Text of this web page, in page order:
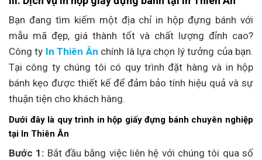
Bạn đang tìm kiếm một địa chỉ in hộp đựng bánh với
mẫu mã đẹp, giá thành tốt và chất lượng đỉnh cao?
Công ty In Thiên Ân chính là lựa chọn lý tưởng của bạn.
Tại công ty chúng tôi có quy trình đặt hàng và in hộp
bánh kẹo được thiết kế để đảm bảo tính hiệu quả và sự
thuận tiện cho khách hàng.
Dưới đây là quy trình in hộp giấy đựng bánh chuyên nghiệp
tại In Thiên Ân
Bước 1: Bắt đầu bằng việc liên hệ với chúng tôi qua số